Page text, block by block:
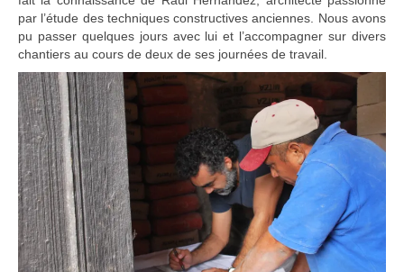
par l’étude des techniques constructives anciennes. Nous avons
pu passer quelques jours avec lui et l’accompagner sur divers
chantiers au cours de deux de ses journées de travail.